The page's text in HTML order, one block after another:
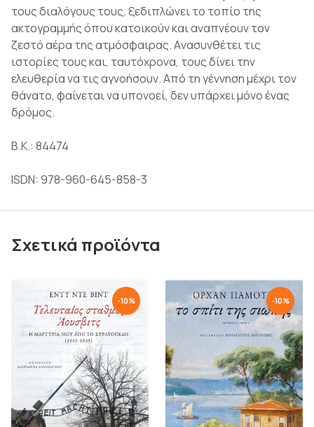
τους διαλόγους τους, ξεδιπλώνει το τοπίο της
ακτογραμμής όπου κατοικούν και αναπνέουν τον
ζεστό αέρα της ατμόσφαιρας. Aνασυνθέτει τις
ιστορίες τους και, ταυτόχρονα, τους δίνει την
ελευθερία να τις αγνοήσουν. Από τη γέννηση μέχρι τον
θάνατο, φαίνεται να υπονοεί, δεν υπάρχει μόνο ένας
δρόμος.
Β.Κ.: 84474
ISDN: 978-960-645-858-3
Σχετικά προϊόντα
-10% -10%